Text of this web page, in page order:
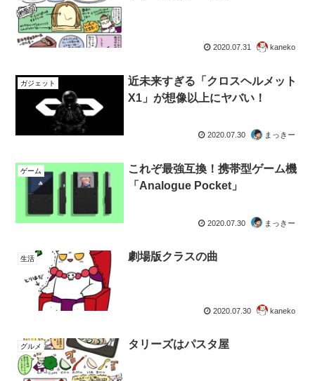
2020.07.31 kaneko
ガジェット
近未来すぎる「クロスヘルメット
X1」が想像以上にヤバい！
2020.07.30 まっきー
ゲーム
これぞ最強互換！携帯型ゲーム機
「Analogue Pocket」
2020.07.30 まっきー
生活 劇場版クラスの曲
2020.07.30 kaneko
グルメ タリーズはパスタ屋